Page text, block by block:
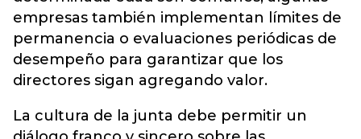
empresas también implementan límites de
permanencia o evaluaciones periódicas de
desempeño para garantizar que los
directores sigan agregando valor.
La cultura de la junta debe permitir un